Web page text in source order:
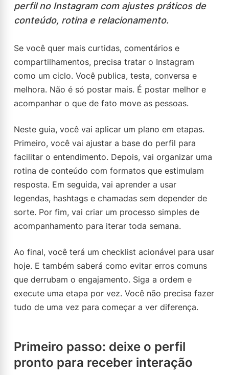
perfil no Instagram com ajustes práticos de
conteúdo, rotina e relacionamento.
Se você quer mais curtidas, comentários e
compartilhamentos, precisa tratar o Instagram
como um ciclo. Você publica, testa, conversa e
melhora. Não é só postar mais. É postar melhor e
acompanhar o que de fato move as pessoas.
Neste guia, você vai aplicar um plano em etapas.
Primeiro, você vai ajustar a base do perfil para
facilitar o entendimento. Depois, vai organizar uma
rotina de conteúdo com formatos que estimulam
resposta. Em seguida, vai aprender a usar
legendas, hashtags e chamadas sem depender de
sorte. Por fim, vai criar um processo simples de
acompanhamento para iterar toda semana.
Ao final, você terá um checklist acionável para usar
hoje. E também saberá como evitar erros comuns
que derrubam o engajamento. Siga a ordem e
execute uma etapa por vez. Você não precisa fazer
tudo de uma vez para começar a ver diferença.
Primeiro passo: deixe o perfil
pronto para receber interação